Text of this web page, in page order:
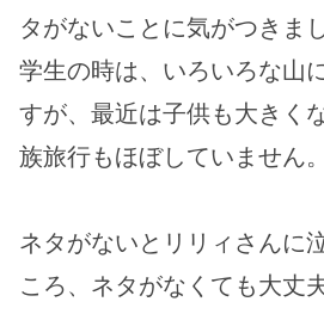
タがないことに気がつきまし
学生の時は、いろいろな山
すが、最近は子供も大きく
族旅行もほぼしていません。
ネタがないとリリィさんに
ころ、ネタがなくても大丈